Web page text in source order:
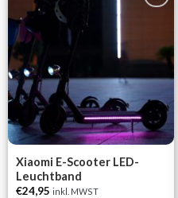
multiple
variants.
The
options
may
be
chosen
on
the
product
page
Wunschliste
Xiaomi E-Scooter LED-
Leuchtband
€24,95 inkl. MWST